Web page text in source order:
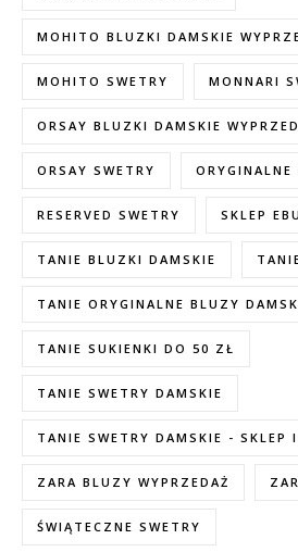
MOHITO BLUZKI DAMSKIE
MOHITO SWETRY MONNARI
ORSAY BLUZKI DAMSKIE
ORSAY SWETRY
RESERVED SWETRY SKLEP
TANIE BLUZKI DAMSKIE
TANIE ORYGINALNE BLUZY
TANIE SUKIENKI DO 50 ZŁ
TANIE SWETRY DAMSKIE
TANIE SWETRY DAMSKIE - SKLEP
ZARA BLUZY WYPRZEDAŻ
ŚWIĄTECZNE SWETRY